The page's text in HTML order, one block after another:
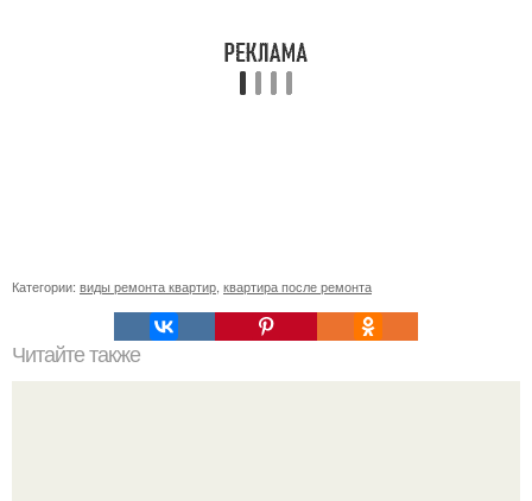
Категории: виды ремонта квартир квартира после ремонта
Читайте также